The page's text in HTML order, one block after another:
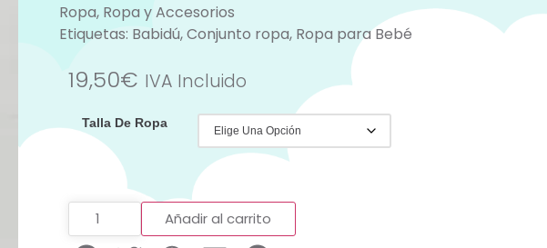
Ropa, Ropa y Accesorios
Etiquetas: Babidú,Conjunto ropa, Ropa para Bebé
19,50€ IVA Incluido
Talla De Ropa
Añadir al carrito